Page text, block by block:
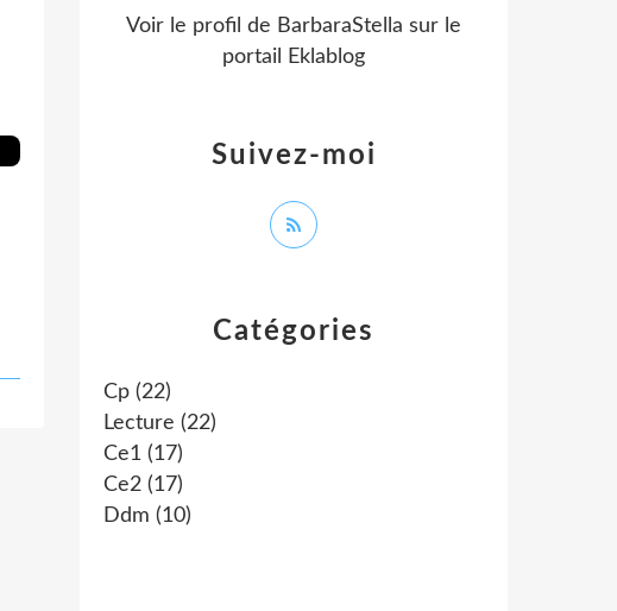
Catégories
Cp (22)
Lecture (22)
Ce1 (17)
Ce2 (17)
Ddm (10)
Suivez-moi
Voir le profil de BarbaraStella sur le
portail Eklablog